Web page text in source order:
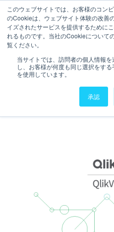
このウェブサイトでは、お客様のコン
のCookieは、ウェブサイト体験の改善
イズされたサービスを提供するために
れるものです。当社のCookieについて
覧ください。
当サイトでは、訪問者の個人情報
し、お客様が何度も同じ選択をす
を使用しています。
承認
2分で読むことができます。
QlikView 関数
【重要関数大